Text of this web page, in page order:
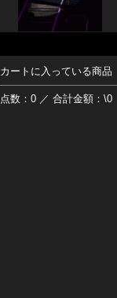
カートに入っている商品
点数：0 ／ 合計金額：\0